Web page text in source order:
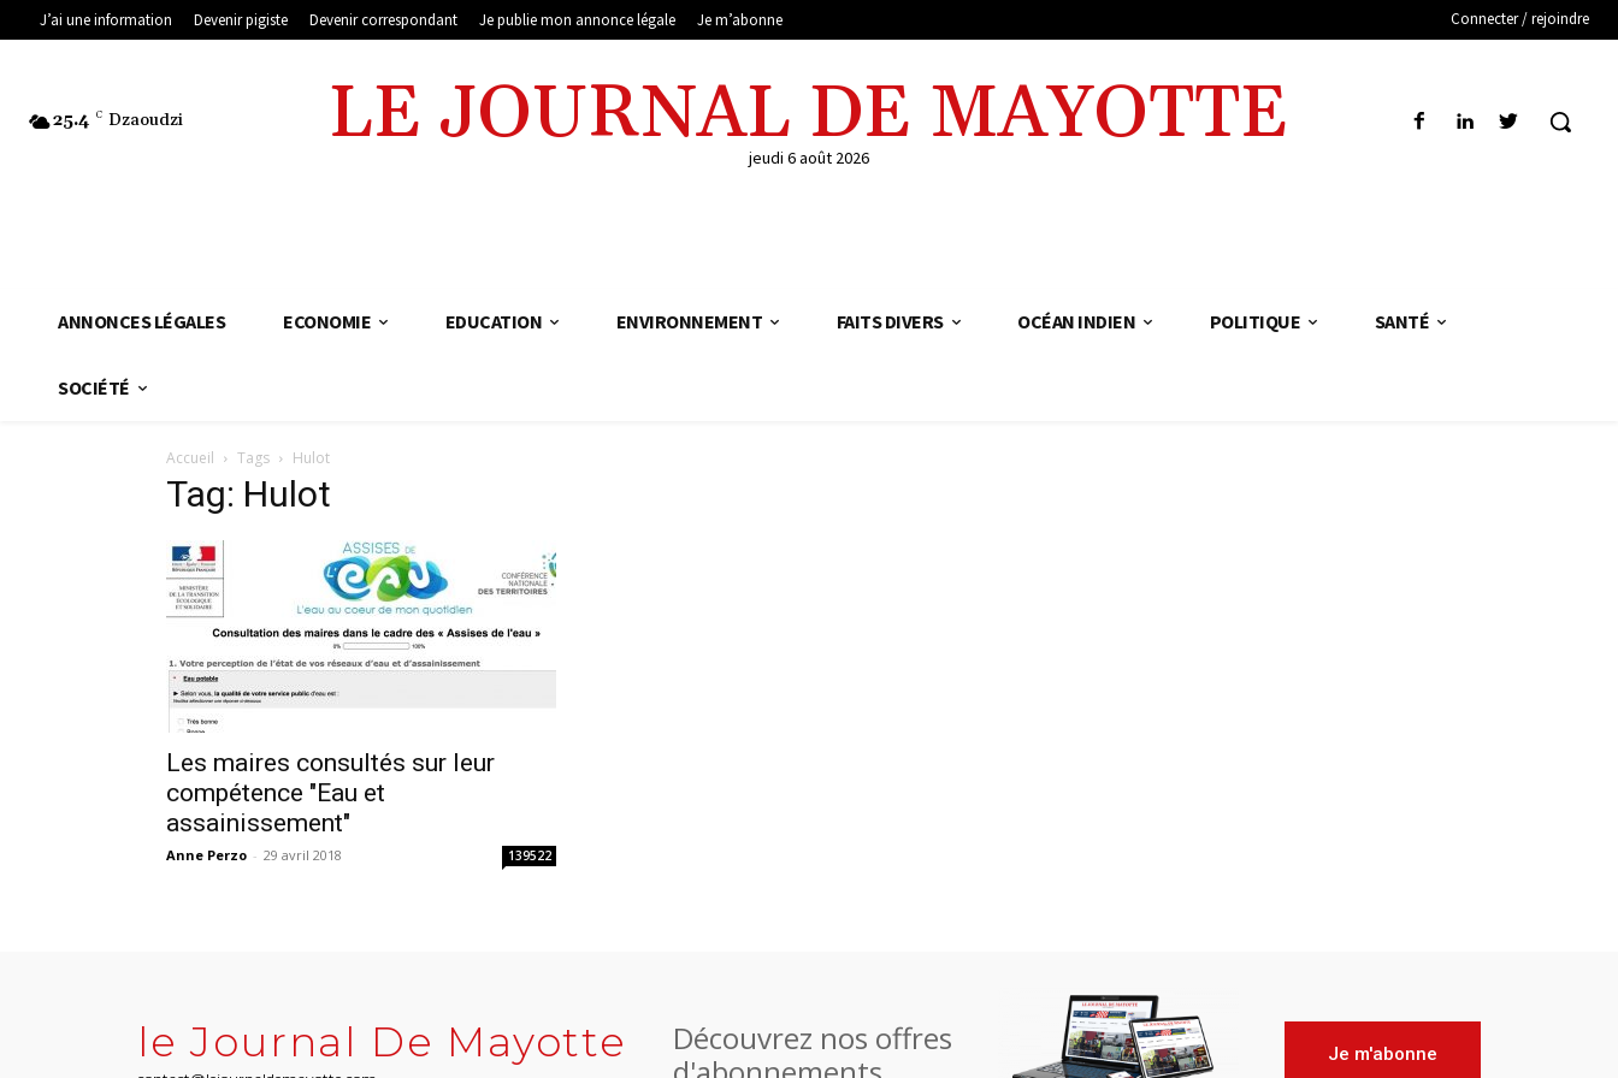
J’ai une information Devenir pigiste Devenir correspondant Je publie mon annonce légale Je m’abonne Connecter / rejoindre
25.4 C Dzaoudzi LE JOURNAL DE MAYOTTE
jeudi 6 août 2026
ANNONCES LÉGALES ECONOMIE EDUCATION ENVIRONNEMENT FAITS DIVERS OCÉAN INDIEN POLITIQUE SANTÉ
SOCIÉTÉ
Accueil Tags Hulot
Tag: Hulot
Les maires consultés sur leur
compétence "Eau et
assainissement"
Anne Perzo - 29 avril 2018 139522
le Journal De Mayotte
Découvrez nos offres
Je m'abonne